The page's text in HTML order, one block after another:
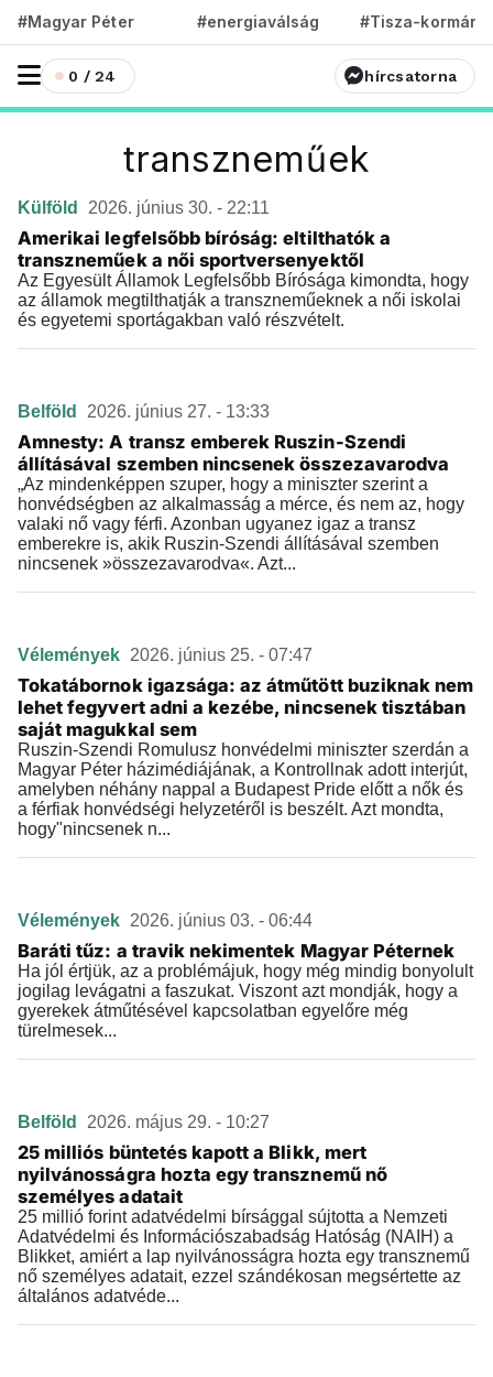
#Magyar Péter #energiaválság #Tisza-kormány
0 / 24 hírcsatorna
transzneműek
Külföld 2026. június 30. - 22:11
Amerikai legfelsőbb bíróság: eltilthatók a
transzneműek a női sportversenyektől
Az Egyesült Államok Legfelsőbb Bírósága kimondta, hogy
az államok megtilthatják a transzneműeknek a női iskolai
és egyetemi sportágakban való részvételt.
Belföld 2026. június 27. - 13:33
Amnesty: A transz emberek Ruszin-Szendi
állításával szemben nincsenek összezavarodva
„Az mindenképpen szuper, hogy a miniszter szerint a
honvédségben az alkalmasság a mérce, és nem az, hogy
valaki nő vagy férfi. Azonban ugyanez igaz a transz
emberekre is, akik Ruszin-Szendi állításával szemben
nincsenek »összezavarodva«. Azt...
Vélemények 2026. június 25. - 07:47
Tokatábornok igazsága: az átműtött buziknak nem
lehet fegyvert adni a kezébe, nincsenek tisztában
saját magukkal sem
Ruszin-Szendi Romulusz honvédelmi miniszter szerdán a
Magyar Péter házimédiájának, a Kontrollnak adott interjút,
amelyben néhány nappal a Budapest Pride előtt a nők és
a férfiak honvédségi helyzetéről is beszélt. Azt mondta,
hogy"nincsenek n...
Vélemények 2026. június 03. - 06:44
Baráti tűz: a travik nekimentek Magyar Péternek
Ha jól értjük, az a problémájuk, hogy még mindig bonyolult
jogilag levágatni a faszukat. Viszont azt mondják, hogy a
gyerekek átműtésével kapcsolatban egyelőre még
türelmesek...
Belföld 2026. május 29. - 10:27
25 milliós büntetés kapott a Blikk, mert
nyilvánosságra hozta egy transznemű nő
személyes adatait
25 millió forint adatvédelmi bírsággal sújtotta a Nemzeti
Adatvédelmi és Információszabadság Hatóság (NAIH) a
Blikket, amiért a lap nyilvánosságra hozta egy transznemű
nő személyes adatait, ezzel szándékosan megsértette az
általános adatvéde...